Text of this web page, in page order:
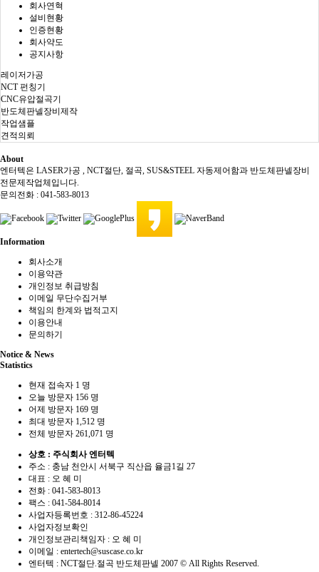
회사연혁
설비현황
인증현황
회사약도
공지사항
레이저가공
NCT 펀칭기
CNC유압절곡기
반도체판넬장비제작
작업샘플
견적의뢰
About
엔터텍은 LASER가공 , NCT절단, 절곡, SUS&STEEL 자동제어함과 반도체판넬장비
전문제작업체입니다.
문의전화 : 041-583-8013
Information
회사소개
이용약관
개인정보 취급방침
이메일 무단수집거부
책임의 한계와 법적고지
이용안내
문의하기
Notice & News
Statistics
현재 접속자 1 명
오늘 방문자 156 명
어제 방문자 169 명
최대 방문자 1,512 명
전체 방문자 261,071 명
상호 : 주식회사 엔터텍
주소 : 충남 천안시 서북구 직산읍 율금1길 27
대표 : 오 혜 미
전화 : 041-583-8013
팩스 : 041-584-8014
사업자등록번호 : 312-86-45224
사업자정보확인
개인정보관리책임자 : 오 혜 미
이메일 : entertech@suscase.co.kr
엔터텍 : NCT절단.절곡 반도체판넬 2007 © All Rights Reserved.